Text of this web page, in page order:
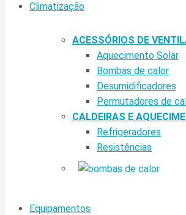
Climatização
ACESSÓRIOS DE
Aquecimento Solar
Bombas de calor
Desumidificadores
Permutadores de
CALDEIRAS E
Refrigeradores
Resistências
Equipamentos